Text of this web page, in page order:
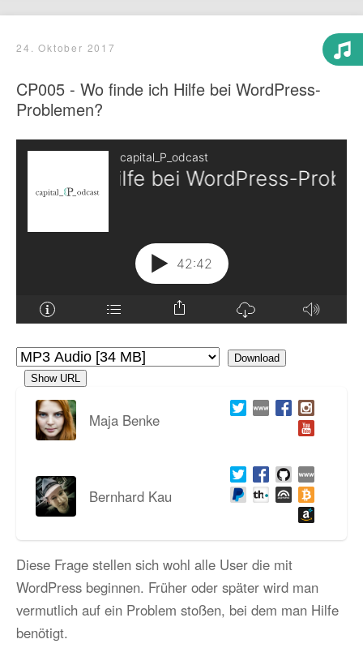
24. Oktober 2017
CP005 - Wo finde ich Hilfe bei WordPress-
Problemen?
Download
Show URL
Maja Benke
Bernhard Kau
Diese Frage stellen sich wohl alle User die mit
WordPress beginnen. Früher oder später wird man
vermutlich auf ein Problem stoßen, bei dem man Hilfe
benötigt.